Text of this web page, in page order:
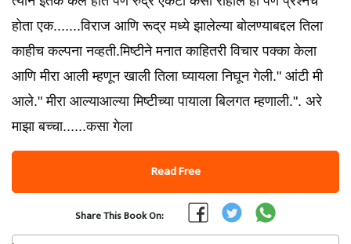
होता एक.......विराज आणि रूद्र मध्ये झालेल्या बोलण्याबद्दल तिला
काहीच कल्पना नव्हती.मिष्टीने मनात काहितरी विचार पक्का केला
आणि मीरा आली म्हणून खाली तिला घ्यायला निघून गेली." आंटी मी
आले." मीरा आल्याआल्या मिष्टीच्या पायाला बिलगत म्हणाली.". अरे
माझा बच्चा......कसा गेला
Read Free
Share This Book On: